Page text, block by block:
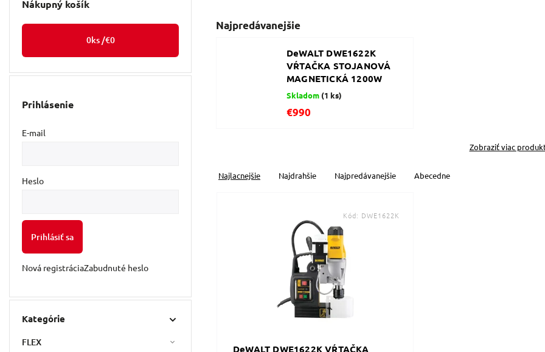
Nákupný košík
0ks /€0
Prihlásenie
E-mail
Heslo
Prihlásiť sa
Nová registráciaZabudnuté heslo
Kategórie
FLEX
Najpredávanejšie
DeWALT DWE1622K
VŔTAČKA STOJANOVÁ
MAGNETICKÁ 1200W
Skladom (1 ks)
€990
Zobraziť viac
Najlacnejšie Najdrahšie Najpredávanejšie Abecedne
DeWALT DWE1622K VŔTAČKA
Kód: DWE1622K